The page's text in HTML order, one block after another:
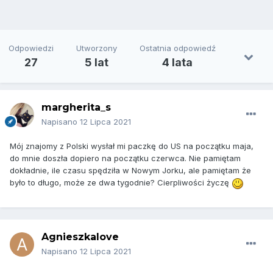
Odpowiedzi
27
Utworzony
5 lat
Ostatnia odpowiedź
4 lata
margherita_s
Napisano 12 Lipca 2021
Mój znajomy z Polski wysłał mi paczkę do US na początku maja,
do mnie doszła dopiero na początku czerwca. Nie pamiętam
dokładnie, ile czasu spędziła w Nowym Jorku, ale pamiętam że
było to długo, może ze dwa tygodnie? Cierpliwości życzę
Agnieszkalove
Napisano 12 Lipca 2021